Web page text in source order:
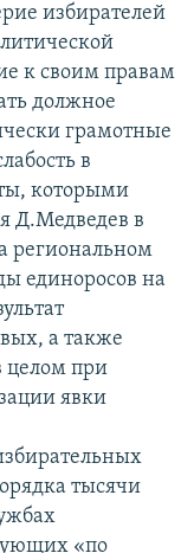
избирателей
к своим правам
должное
грамотные
в
которыми
Д.Медведев в
региональном
единоросов на
а также
целом при
явки
тысячи
«по